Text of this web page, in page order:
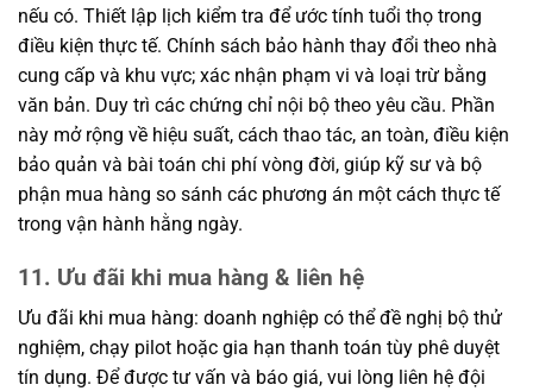
nếu có. Thiết lập lịch kiểm tra để ước tính tuổi thọ trong
điều kiện thực tế. Chính sách bảo hành thay đổi theo nhà
cung cấp và khu vực; xác nhận phạm vi và loại trừ bằng
văn bản. Duy trì các chứng chỉ nội bộ theo yêu cầu. Phần
này mở rộng về hiệu suất, cách thao tác, an toàn, điều kiện
bảo quản và bài toán chi phí vòng đời, giúp kỹ sư và bộ
phận mua hàng so sánh các phương án một cách thực tế
trong vận hành hằng ngày.
11. Ưu đãi khi mua hàng & liên hệ
Ưu đãi khi mua hàng: doanh nghiệp có thể đề nghị bộ thử
nghiệm, chạy pilot hoặc gia hạn thanh toán tùy phê duyệt
tín dụng. Để được tư vấn và báo giá, vui lòng liên hệ đội